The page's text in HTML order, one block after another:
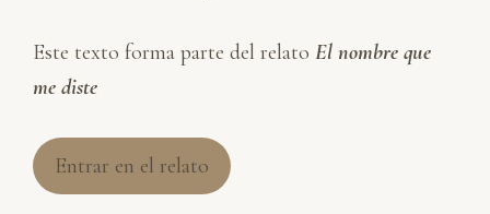
Este texto forma parte del relato El nombre que
me diste
Entrar en el relato